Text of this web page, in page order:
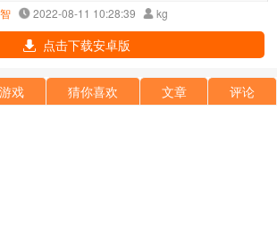
查一起扑朔迷离的杀人案。白然手中的稀世古镜，将窥
以发现的蛛丝马迹，谜底即将揭晓。 游戏攻略古
2022-08-11 10:28:39 kg
点击下载安卓版
戏 猜你喜欢 文章 评论